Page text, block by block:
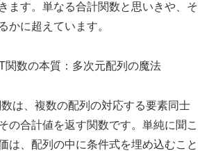
ます。単なる合計関数と思いきや、そ
かに超えています。
関数の本質：多次元配列の魔法
は、複数の配列の対応する要素同士
の合計値を返す関数です。単純に聞こ
は、配列の中に条件式を埋め込むこと